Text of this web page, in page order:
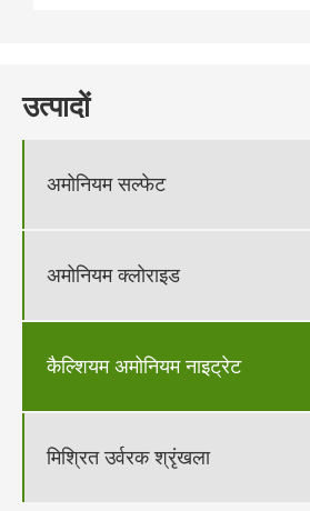
उत्पादों
अमोनियम सल्फेट
अमोनियम क्लोराइड
कैल्शियम अमोनियम नाइट्रेट
मिश्रित उर्वरक श्रृंखला